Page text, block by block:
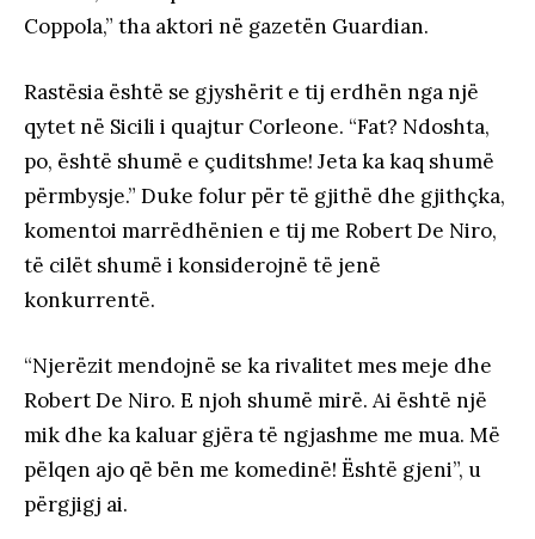
Coppola,” tha aktori në gazetën Guardian.
Rastësia është se gjyshërit e tij erdhën nga një
qytet në Sicili i quajtur Corleone. “Fat? Ndoshta,
po, është shumë e çuditshme! Jeta ka kaq shumë
përmbysje.” Duke folur për të gjithë dhe gjithçka,
komentoi marrëdhënien e tij me Robert De Niro,
të cilët shumë i konsiderojnë të jenë
konkurrentë.
“Njerëzit mendojnë se ka rivalitet mes meje dhe
Robert De Niro. E njoh shumë mirë. Ai është një
mik dhe ka kaluar gjëra të ngjashme me mua. Më
pëlqen ajo që bën me komedinë! Është gjeni”, u
përgjigj ai.